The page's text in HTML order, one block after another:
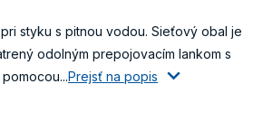
styku s pitnou vodou. Sieťový obal je
odolným prepojovacím lankom s
Prejsť na popis